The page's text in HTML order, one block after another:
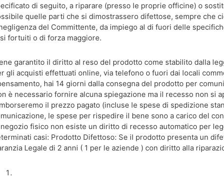
di seguito, a riparare (presso le proprie officine) o
quelle parti che si dimostrassero difettose, sempre che
del Committente, da impiego al di fuori delle
fortuiti o di forza maggiore.
garantito il diritto al reso del prodotto come stabilito dalla
gli acquisti effettuati online, via telefono o fuori dai locali
hai 14 giorni dalla consegna del prodotto per
è necessario fornire alcuna spiegazione ma il recesso non si
il prezzo pagato (incluse le spese di spedizione
le spese per rispedire il bene sono a carico del
fisico non esiste un diritto di recesso automatico per
casi: Prodotto Difettoso: Se il prodotto presenta un
Legale di 2 anni ( 1 per le aziende ) con diritto alla